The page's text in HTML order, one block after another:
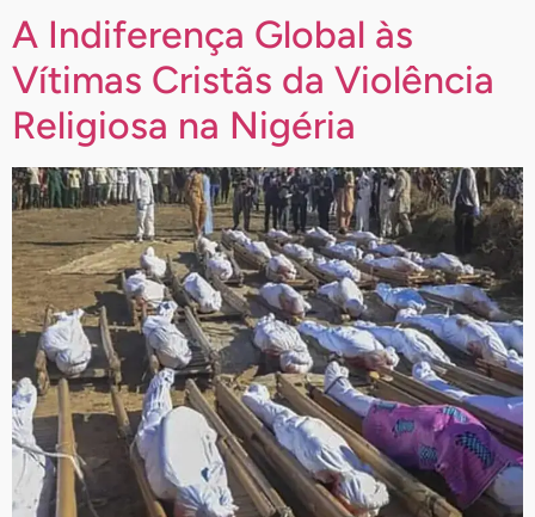
A Indiferença Global às
Vítimas Cristãs da Violência
Religiosa na Nigéria